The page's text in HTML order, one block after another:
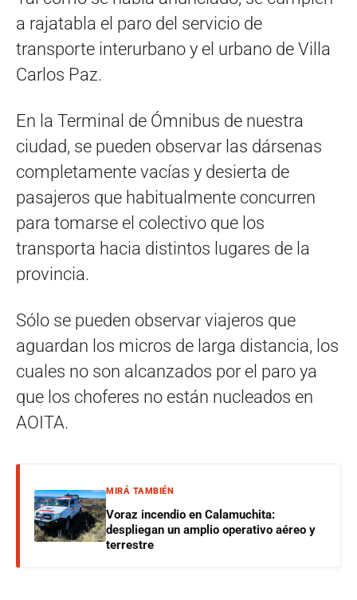
a rajatabla el paro del servicio de
transporte interurbano y el urbano de Villa
Carlos Paz.
En la Terminal de Ómnibus de nuestra
ciudad, se pueden observar las dársenas
completamente vacías y desierta de
pasajeros que habitualmente concurren
para tomarse el colectivo que los
transporta hacia distintos lugares de la
provincia.
Sólo se pueden observar viajeros que
aguardan los micros de larga distancia, los
cuales no son alcanzados por el paro ya
que los choferes no están nucleados en
AOITA.
MIRÁ TAMBIÉN
Voraz incendio en Calamuchita:
despliegan un amplio operativo aéreo y
terrestre